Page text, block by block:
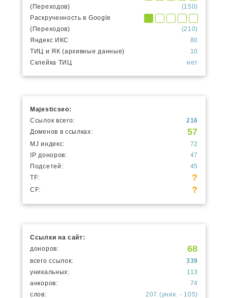
(Переходов)
(150)
Раскрученность в Google
(Переходов)
(210)
Яндекс ИКС
80
ТИЦ и ЯК (архивные данные)
10
Склейка ТИЦ
нет
Majesticseo:
Ссылок всего:
216
Доменов в ссылках:
57
MJ индекс:
72
IP доноров:
47
Подсетей:
45
TF:
?
CF: ?
Ссылки на сайт:
доноров:
68
всего ссылок:
339
уникальных:
113
анкоров:
74
слов:
207 (уник. - 105)